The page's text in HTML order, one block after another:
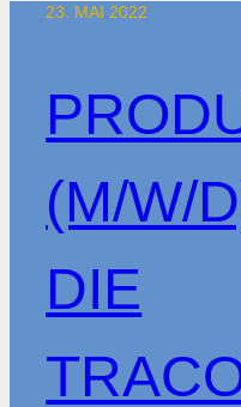
23. MAI 2022
(M/W/
DIE